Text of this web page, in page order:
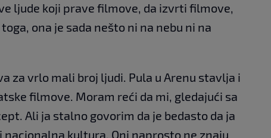
ljude koji prave filmove, da izvrti filmove,
ona je sada nešto ni na nebu ni na
za vrlo mali broj ljudi. Pula u Arenu stavlja i
filmove. Moram reći da mi, gledajući sa
Ali ja stalno govorim da je bedasto da ja
kultura. Oni naprosto ne znaju